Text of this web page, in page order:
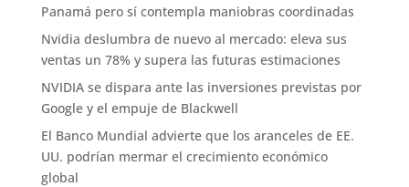
Panamá pero sí contempla maniobras coordinadas
Nvidia deslumbra de nuevo al mercado: eleva sus
ventas un 78% y supera las futuras estimaciones
NVIDIA se dispara ante las inversiones previstas por
Google y el empuje de Blackwell
El Banco Mundial advierte que los aranceles de EE.
UU. podrían mermar el crecimiento económico
global